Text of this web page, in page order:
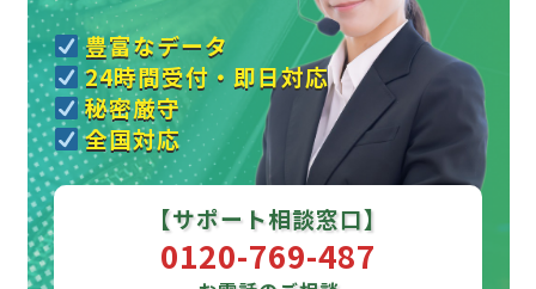
豊富なデータ
24時間受付・即日対応
秘密厳守
全国対応
【サポート相談窓口】
0120-769-487